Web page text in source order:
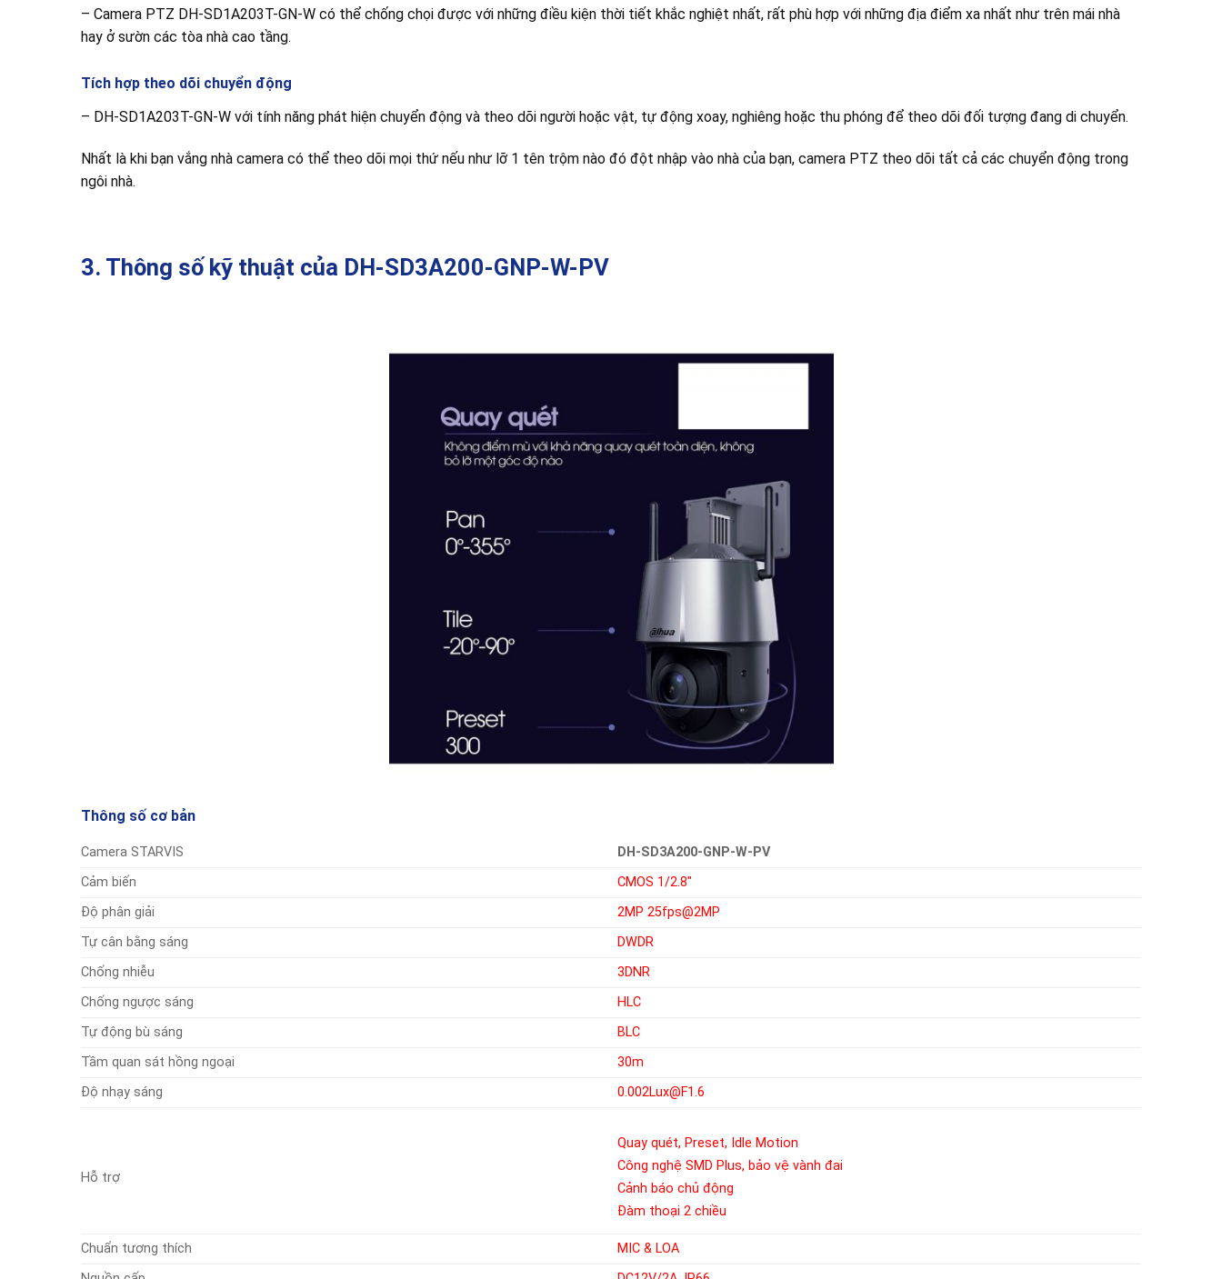
– Camera PTZ DH-SD1A203T-GN-W có thể chống chọi được với những điều kiện thời tiết khắc nghiệt nhất, rất phù hợp với những địa điểm xa nhất như trên mái nhà
hay ở sườn các tòa nhà cao tầng.
Tích hợp theo dõi chuyển động
– DH-SD1A203T-GN-W với tính năng phát hiện chuyển động và theo dõi người hoặc vật, tự động xoay, nghiêng hoặc thu phóng để theo dõi đối tượng đang di chuyển.
Nhất là khi bạn vắng nhà camera có thể theo dõi mọi thứ nếu như lỡ 1 tên trộm nào đó đột nhập vào nhà của bạn, camera PTZ theo dõi tất cả các chuyển động trong
ngôi nhà.
3. Thông số kỹ thuật của DH-SD3A200-GNP-W-PV
Thông số cơ bản
Camera STARVIS
DH-SD3A200-GNP-W-PV
Cảm biến
CMOS 1/2.8″
Độ phân giải
2MP 25fps@2MP
Tự cân bằng sáng
DWDR
Chống nhiễu
3DNR
Chống ngược sáng
HLC
Tự động bù sáng
BLC
Tầm quan sát hồng ngoại
30m
Độ nhạy sáng
0.002Lux@F1.6
Hỗ trợ
Quay quét, Preset, Idle Motion
Công nghệ SMD Plus, bảo vệ vành đai
Cảnh báo chủ động
Đàm thoại 2 chiều
Chuẩn tương thích
MIC & LOA